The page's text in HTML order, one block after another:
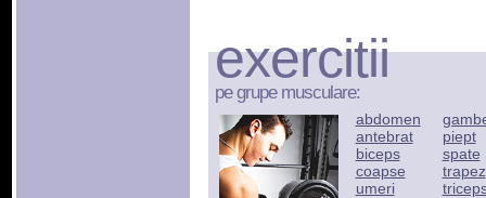
exercitii
pe grupe musculare:
abdomen
antebrat
biceps
coapse
umeri
piept
spate
trapez